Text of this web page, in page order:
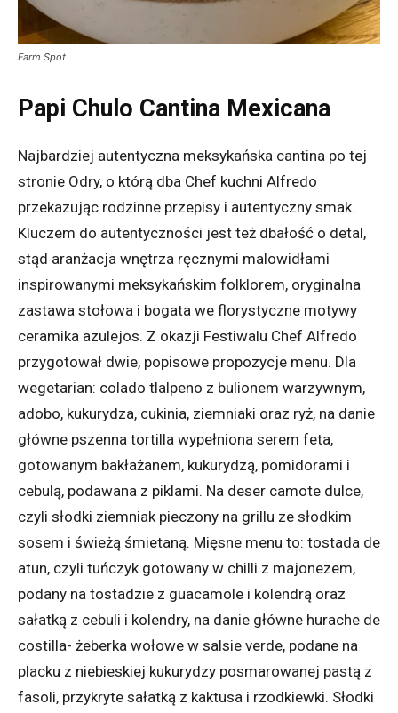
Farm Spot
Papi Chulo Cantina Mexicana
Najbardziej autentyczna meksykańska cantina po tej
stronie Odry, o którą dba Chef kuchni Alfredo
przekazując rodzinne przepisy i autentyczny smak.
Kluczem do autentyczności jest też dbałość o detal,
stąd aranżacja wnętrza ręcznymi malowidłami
inspirowanymi meksykańskim folklorem, oryginalna
zastawa stołowa i bogata we florystyczne motywy
ceramika azulejos. Z okazji Festiwalu Chef Alfredo
przygotował dwie, popisowe propozycje menu. Dla
wegetarian: colado tlalpeno z bulionem warzywnym,
adobo, kukurydza, cukinia, ziemniaki oraz ryż, na danie
główne pszenna tortilla wypełniona serem feta,
gotowanym bakłażanem, kukurydzą, pomidorami i
cebulą, podawana z piklami. Na deser camote dulce,
czyli słodki ziemniak pieczony na grillu ze słodkim
sosem i świeżą śmietaną. Mięsne menu to: tostada de
atun, czyli tuńczyk gotowany w chilli z majonezem,
podany na tostadzie z guacamole i kolendrą oraz
sałatką z cebuli i kolendry, na danie główne hurache de
costilla- żeberka wołowe w salsie verde, podane na
placku z niebieskiej kukurydzy posmarowanej pastą z
fasoli, przykryte sałatką z kaktusa i rzodkiewki. Słodki